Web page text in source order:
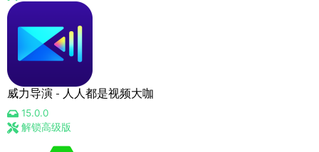
威力导演 - 人人都是视频大咖
15.0.0
解锁高级版